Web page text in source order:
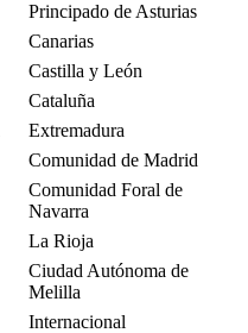
Principado de Asturias
Canarias
Castilla y León
Cataluña
Extremadura
Comunidad de Madrid
Comunidad Foral de
Navarra
La Rioja
Ciudad Autónoma de
Melilla
Internacional